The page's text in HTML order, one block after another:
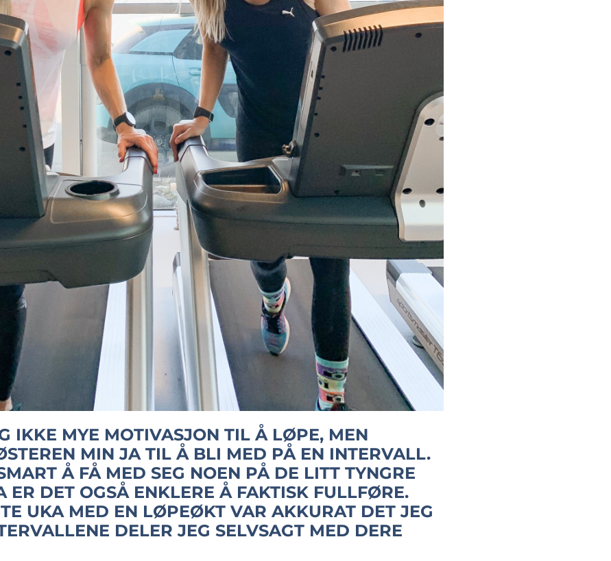
IKKE MYE MOTIVASJON TIL Å LØPE, MEN
MIN JA TIL Å BLI MED PÅ EN INTERVALL.
Å FÅ MED SEG NOEN PÅ DE LITT TYNGRE
ER DET OGSÅ ENKLERE Å FAKTISK FULLFØRE.
UKA MED EN LØPEØKT VAR AKKURAT DET JEG
DELER JEG SELVSAGT MED DERE